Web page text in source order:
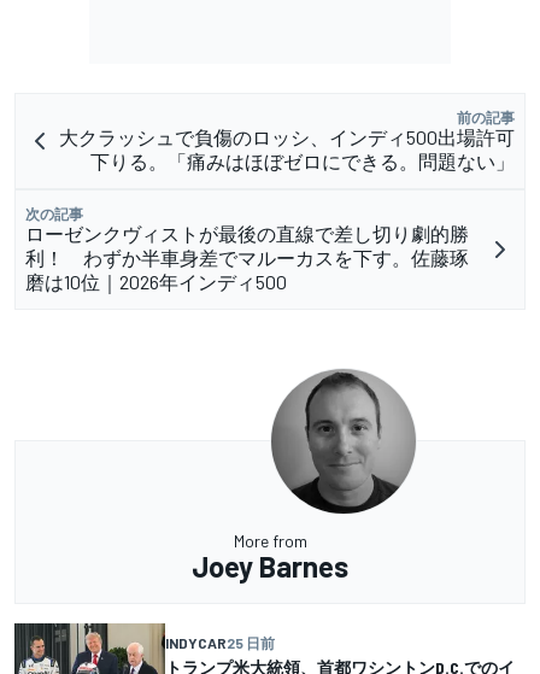
前の記事
大クラッシュで負傷のロッシ、インディ500出場許可
下りる。「痛みはほぼゼロにできる。問題ない」
次の記事
ローゼンクヴィストが最後の直線で差し切り劇的勝
利！ わずか半車身差でマルーカスを下す。佐藤琢
磨は10位｜2026年インディ500
More from
Joey Barnes
INDYCAR25 日前
トランプ米大統領、首都ワシントンD.C.でのイ